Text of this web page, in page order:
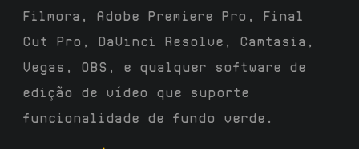
Filmora, Adobe Premiere Pro, Final
Cut Pro, DaVinci Resolve, Camtasia,
Vegas, OBS, e qualquer software de
edição de vídeo que suporte
funcionalidade de fundo verde.